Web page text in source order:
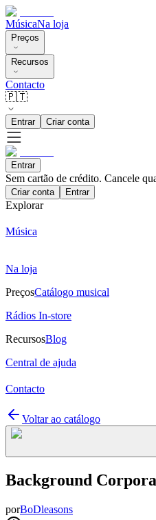
MúsicaNa loja
Preços
Recursos
Contacto
🇵🇹
Entrar Criar conta
Entrar
Sem cartão de crédito. Cancele
Criar conta Entrar
Explorar
Música
Na loja
PreçosCatálogo musical
Rádios In-store
RecursosBlog
Central de ajuda
Contacto
Voltar ao catálogo
Background
porBoDleasons